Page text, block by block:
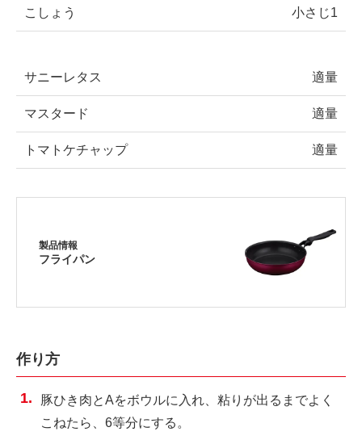
こしょう 小さじ1
サニーレタス 適量
マスタード 適量
トマトケチャップ 適量
製品情報
フライパン
作り方
豚ひき肉とAをボウルに入れ、粘りが出るまでよく
こねたら、6等分にする。